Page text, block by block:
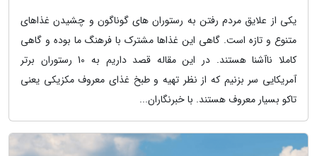
یکی از علایق مردم رفتن به رستوران های گوناگون و چشیدن غذاهای
متنوع و تازه است. گاهی این غذاها مشترک با فرهنگ ما بوده و گاهی
کاملا ناآشنا هستند. در این مقاله قصد داریم به 10 رستوران برتر
آمریکایی سر بزنیم که از نظر تهیه و طبخ غذای معروف مکزیکی یعنی
تاکو بسیار معروف هستند. با خبرنگاران...